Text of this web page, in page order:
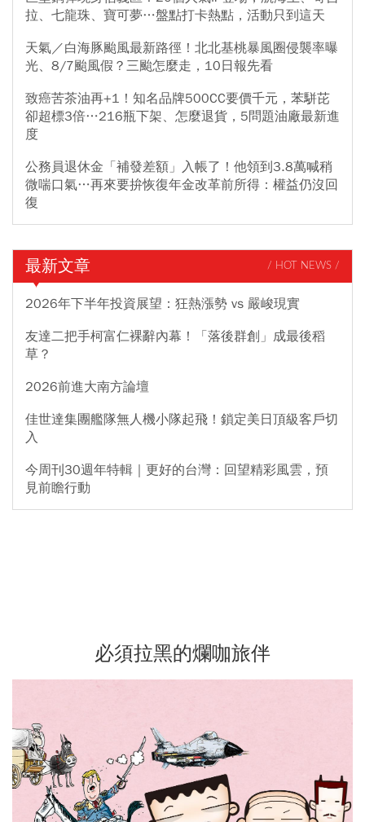
拉、七龍珠、寶可夢…盤點打卡熱點，活動只到這天
天氣／白海豚颱風最新路徑！北北基桃暴風圈侵襲率曝
光、8/7颱風假？三颱怎麼走，10日報先看
致癌苦茶油再+1！知名品牌500CC要價千元，苯駢芘
卻超標3倍…216瓶下架、怎麼退貨，5問題油廠最新進
度
公務員退休金「補發差額」入帳了！他領到3.8萬喊稍
微喘口氣…再來要拚恢復年金改革前所得：權益仍沒回
復
最新文章 / HOT NEWS /
2026年下半年投資展望：狂熱漲勢 vs 嚴峻現實
友達二把手柯富仁裸辭內幕！「落後群創」成最後稻
草？
2026前進大南方論壇
佳世達集團艦隊無人機小隊起飛！鎖定美日頂級客戶切
入
今周刊30週年特輯｜更好的台灣：回望精彩風雲，預
見前瞻行動
必須拉黑的爛咖旅伴